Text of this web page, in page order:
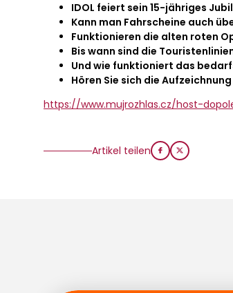
IDOL feiert sein 15-jähriges
Kann man Fahrscheine auch
Funktionieren die alten roten
Bis wann sind die
Und wie funktioniert das
Hören Sie sich die
https://www.mujrozhlas.cz/host-
Artikel teilen